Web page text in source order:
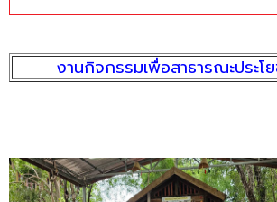
งานกิจกรรมเพื่อสาธารณะประโ